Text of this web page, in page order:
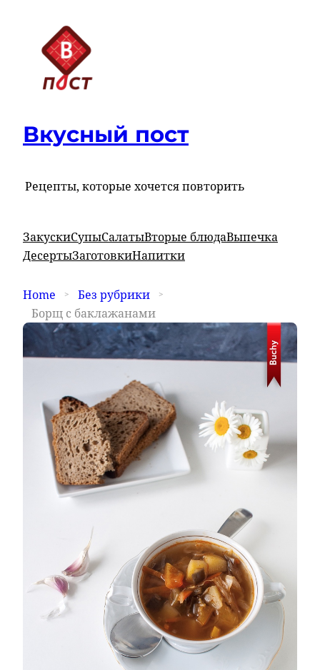
Вкусный пост
Рецепты, которые хочется повторить
ЗакускиСупыСалатыВторые блюдаВыпечка
ДесертыЗаготовкиНапитки
Home
Без рубрики
Борщ с баклажанами